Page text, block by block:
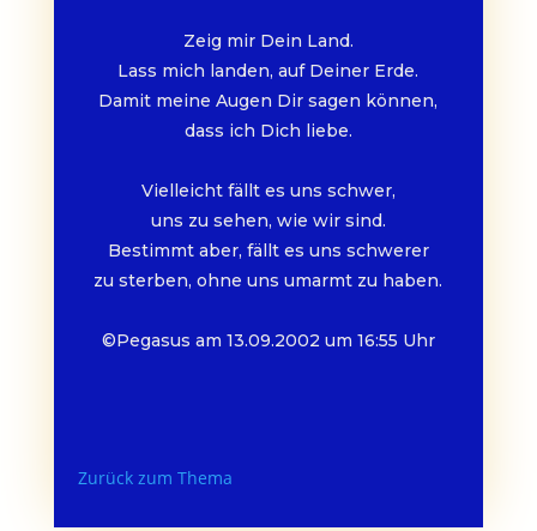
Zeig mir Dein Land.
Lass mich landen, auf Deiner Erde.
Damit meine Augen Dir sagen können,
dass ich Dich liebe.
Vielleicht fällt es uns schwer,
uns zu sehen, wie wir sind.
Bestimmt aber, fällt es uns schwerer
zu sterben, ohne uns umarmt zu haben.
©Pegasus am 13.09.2002 um 16:55 Uhr
Zurück zum Thema